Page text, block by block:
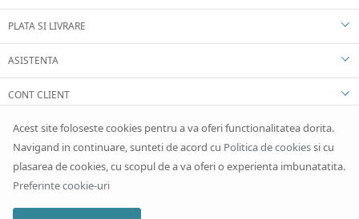
Acest site foloseste cookies pentru a va oferi functionalitatea dorita.
Navigand in continuare, sunteti de acord cu Politica de cookiessi cu
plasarea de cookies, cu scopul de a va oferi o experienta imbunatatita.
Preferinte cookie-uri
PLATA SI LIVRARE
ASISTENTA
CONT CLIENT